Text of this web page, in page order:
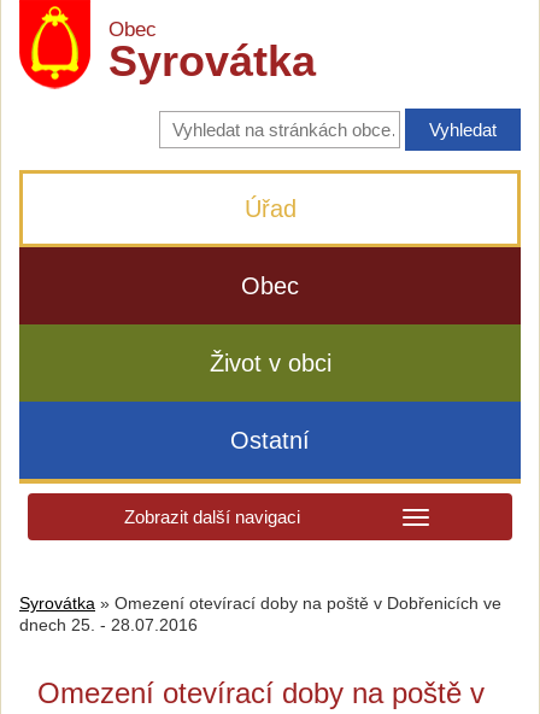
Obec
Syrovátka
Vyhledávání
na
stránkách
Úřad
Obec
Život v obci
Ostatní
Zobrazit další navigaci
Syrovátka » Omezení otevírací doby na poště v Dobřenicích ve
dnech 25. - 28.07.2016
Omezení otevírací doby na poště v